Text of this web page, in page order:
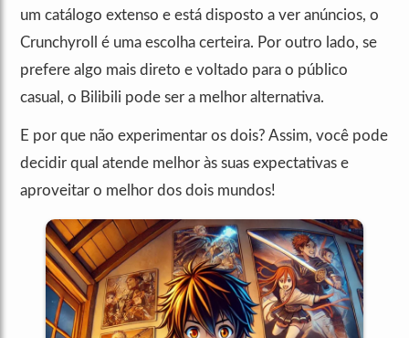
um catálogo extenso e está disposto a ver anúncios, o
Crunchyroll é uma escolha certeira. Por outro lado, se
prefere algo mais direto e voltado para o público
casual, o Bilibili pode ser a melhor alternativa.
E por que não experimentar os dois? Assim, você pode
decidir qual atende melhor às suas expectativas e
aproveitar o melhor dos dois mundos!